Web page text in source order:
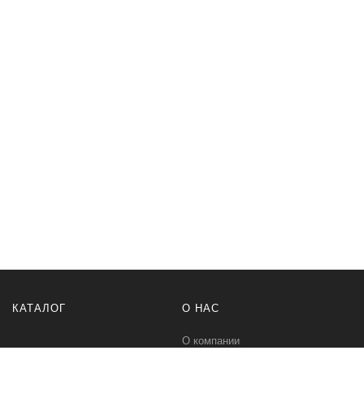
КАТАЛОГ О НАС
О компании